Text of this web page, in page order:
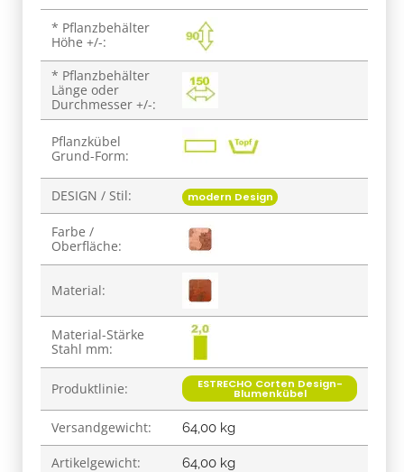
Produkteigenschaft
Wert
* Pflanzbehälter
Höhe +/-:
* Pflanzbehälter
Länge oder
Durchmesser +/-:
Pflanzkübel
Grund-Form:
DESIGN / Stil: modern Design
Farbe /
Oberfläche:
Material:
Material-Stärke
Stahl mm:
Produktlinie: ESTRECHO Corten Design-
Blumenkübel
Versandgewicht: 64,00 kg
Artikelgewicht: 64,00 kg